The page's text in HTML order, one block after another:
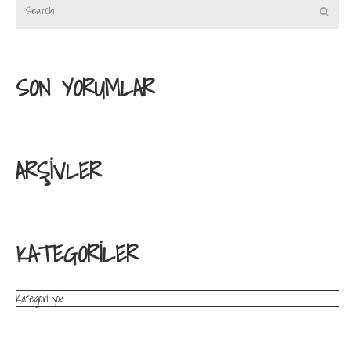
SON YORUMLAR
ARŞIVLER
KATEGORILER
Kategori yok